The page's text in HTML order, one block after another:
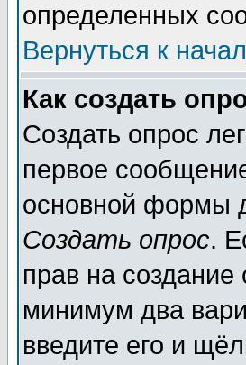
определенных
Вернуться к
Как создать
Создать опрос
первое
основной формы
Создать опрос.
прав на
минимум два
введите его и